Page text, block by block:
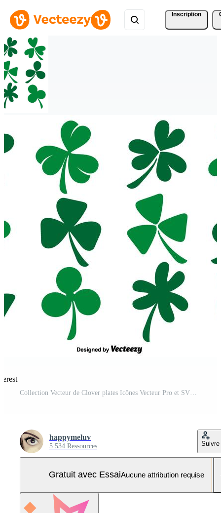
Inscription
happymeluv
5 534 Ressources Suivre
Gratuit avec EssaiAucune attribution requise